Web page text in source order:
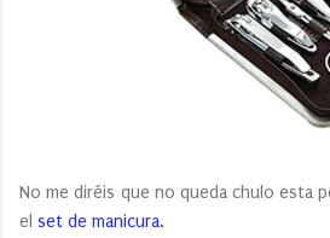
No me diréis que no queda chulo esta
el set de manicura.